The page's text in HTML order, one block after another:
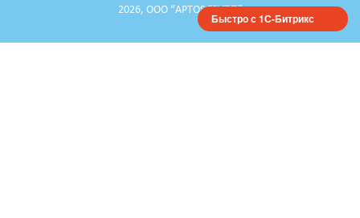
2026, ООО “APTOS ГРУПП”
Быстро с 1С-Битрикс